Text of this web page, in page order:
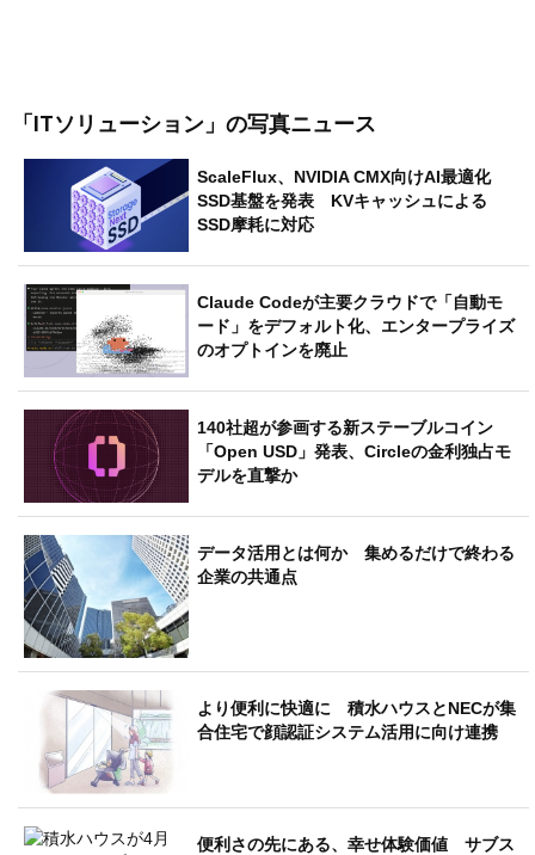
「ITソリューション」 の写真ニュース
ScaleFlux、NVIDIA CMX向けAI最適化
SSD基盤を発表 KVキャッシュによる
SSD摩耗に対応
Claude Codeが主要クラウドで「自動モ
ード」をデフォルト化、エンタープライズ
のオプトインを廃止
140社超が参画する新ステーブルコイン
「Open USD」発表、Circleの金利独占モ
デルを直撃か
データ活用とは何か 集めるだけで終わる
企業の共通点
より便利に快適に 積水ハウスとNECが集
合住宅で顔認証システム活用に向け連携
便利さの先にある、幸せ体験価値 サブス